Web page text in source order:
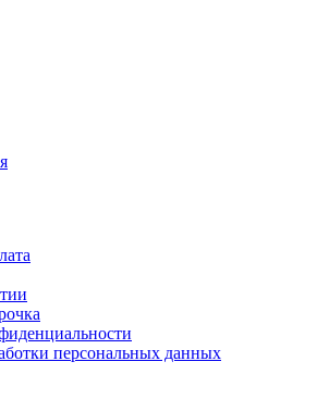
персональных данных